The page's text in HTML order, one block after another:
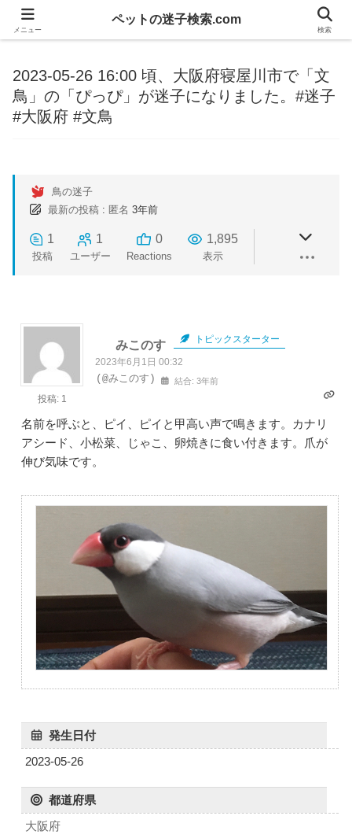
2023-05-26 16:00 頃、大阪府寝屋川市で「文
鳥」の「ぴっぴ」が迷子になりました。#迷子
#大阪府 #文鳥
鳥の迷子
最新の投稿 : 匿名 3年前
1
投稿
1
ユーザー
0
Reactions
1,895
表示
投稿: 1
みこのす トピックスターター
2023年6月1日 00:32
(@みこのす) 結合: 3年前
名前を呼ぶと、ピイ、ピイと甲高い声で鳴きます。カナリ
アシード、小松菜、じゃこ、卵焼きに食い付きます。爪が
伸び気味です。
発生日付
2023-05-26
都道府県
大阪府
メニュー
ペットの迷子検索.com
検索